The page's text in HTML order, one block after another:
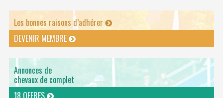
Les bonnes raisons d’adhérer
DEVENIR MEMBRE
Annonces de
chevaux de complet
18 OFFRES